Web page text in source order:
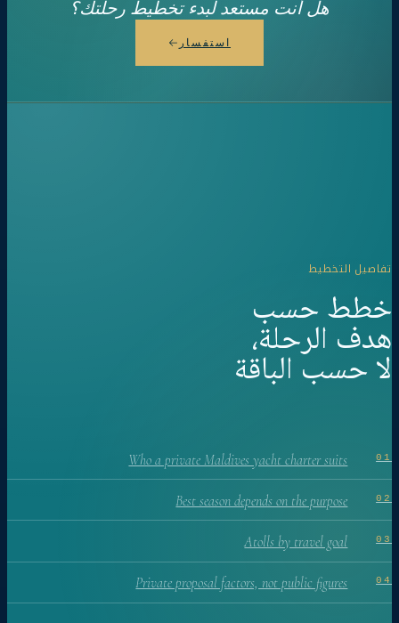
هل أنت مستعد لبدء تخطيط رحلتك؟
استفسار
تفاصيل التخطيط
خطط حسب
هدف الرحلة،
لا حسب الباقة
01
Who a private Maldives yacht charter suits
02
Best season depends on the purpose
03
Atolls by travel goal
04
Private proposal factors, not public figures